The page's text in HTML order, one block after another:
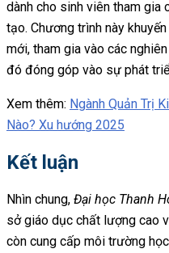
dành cho sinh viên tham gia
tạo. Chương trình này
mới, tham gia vào các
đó đóng góp vào sự phát
Xem thêm: Ngành Quản Trị
Nào? Xu hướng 2025
Kết luận
Nhìn chung, Đại học Thanh
sở giáo dục chất lượng cao
còn cung cấp môi trường